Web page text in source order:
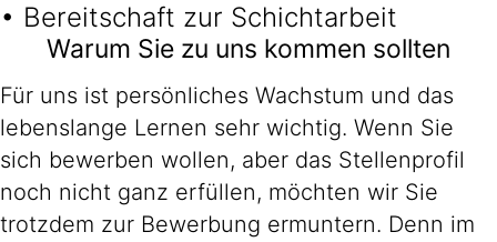
• Bereitschaft zur Schichtarbeit
Warum Sie zu uns kommen sollten
Für uns ist persönliches Wachstum und das
lebenslange Lernen sehr wichtig. Wenn Sie
sich bewerben wollen, aber das Stellenprofil
noch nicht ganz erfüllen, möchten wir Sie
trotzdem zur Bewerbung ermuntern. Denn im